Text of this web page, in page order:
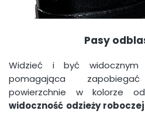
Pasy
Widzieć i być
pomagająca
powierzchnie w kolorze
widoczność odzieży roboczej